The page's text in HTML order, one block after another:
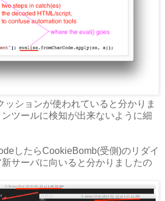
ッションが使われていると分かりま
ツールに検知が出来ないように細
したらCookieBomb(受側)のリダイ
サーバに向いると分かりましたの